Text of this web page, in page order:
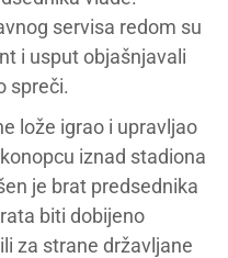
servisa redom su
i usput objašnjavali
spreči.
lože igrao i upravljao
iznad stadiona
je brat predsednika
biti dobijeno
za strane državljane